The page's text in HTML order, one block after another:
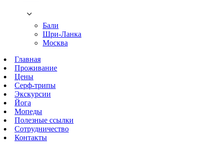
Бали
Шри-Ланка
Москва
Главная
Проживание
Цены
Серф-трипы
Экскурсии
Йога
Мопеды
Полезные ссылки
Сотрудничество
Контакты